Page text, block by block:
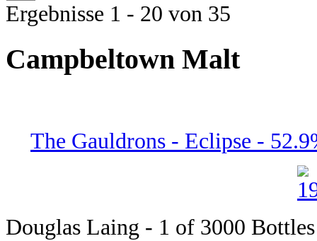
Ergebnisse 1 - 20 von 35
Campbeltown Malt
The Gauldrons - Eclipse -
Douglas Laing - 1 of 3000